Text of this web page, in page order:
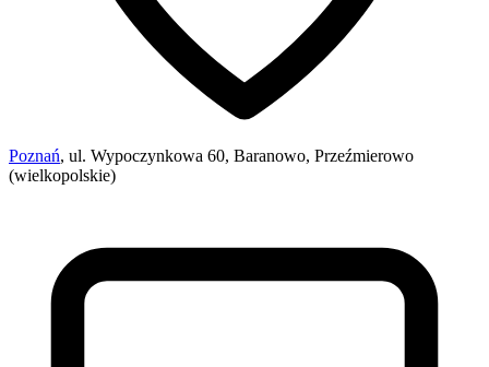
Poznań, ul. Wypoczynkowa 60, Baranowo, Przeźmierowo
(wielkopolskie)